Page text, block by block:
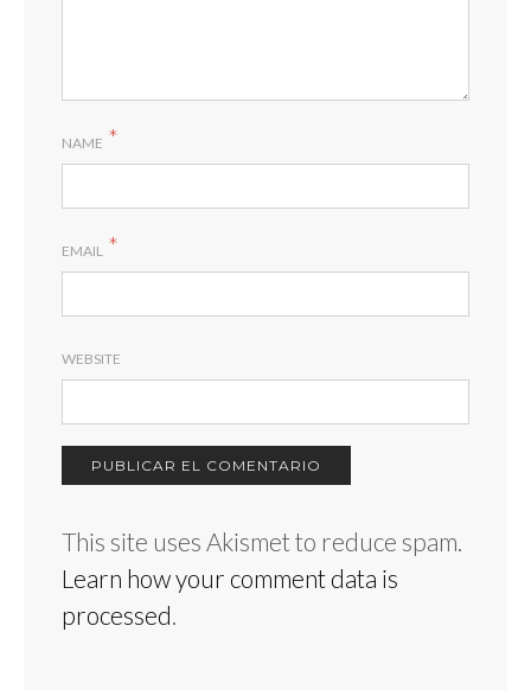
NAME *
EMAIL *
WEBSITE
This site uses Akismet to reduce spam.
Learn how your comment data is
processed